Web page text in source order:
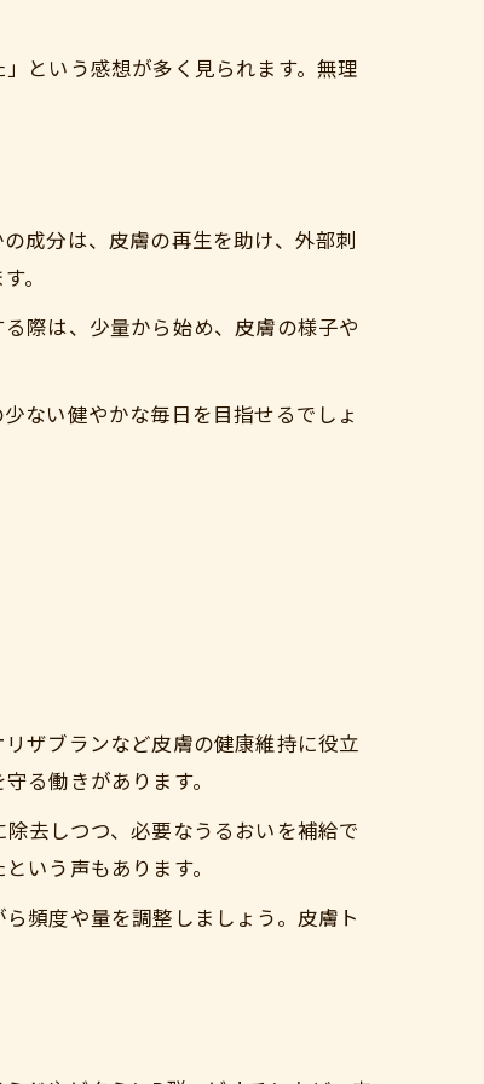
という感想が多く見られます。無理
成分は、皮膚の再生を助け、外部刺
。
際は、少量から始め、皮膚の様子や
ない健やかな毎日を目指せるでしょ
ザブランなど皮膚の健康維持に役立
る働きがあります。
去しつつ、必要なうるおいを補給で
いう声もあります。
頻度や量を調整しましょう。皮膚ト